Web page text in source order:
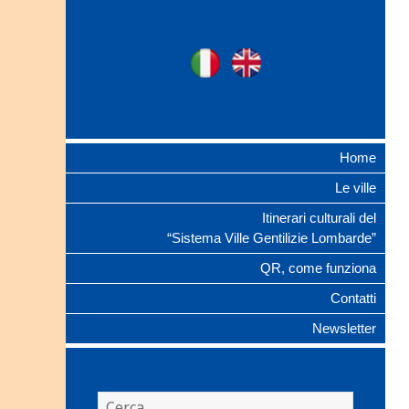
Ville Gentilizie
Ita
Home
Le ville
Itinerari culturali del
“Sistema Ville Gentilizie Lombarde”
QR, come funziona
Contatti
Newsletter
Ricerca